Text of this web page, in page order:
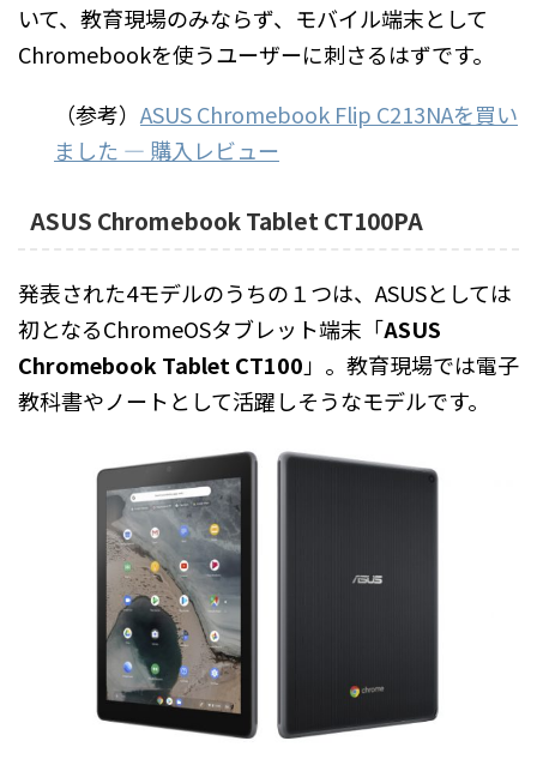
いて、教育現場のみならず、モバイル端末として
Chromebookを使うユーザーに刺さるはずです。
（参考） ASUS Chromebook Flip C213NAを買い
ました ― 購入レビュー
ASUS Chromebook Tablet CT100PA
発表された4モデルのうちの１つは、ASUSとしては
初となるChromeOSタブレット端末「ASUS
Chromebook Tablet CT100 」。教育現場では電子
教科書やノートとして活躍しそうなモデルです。